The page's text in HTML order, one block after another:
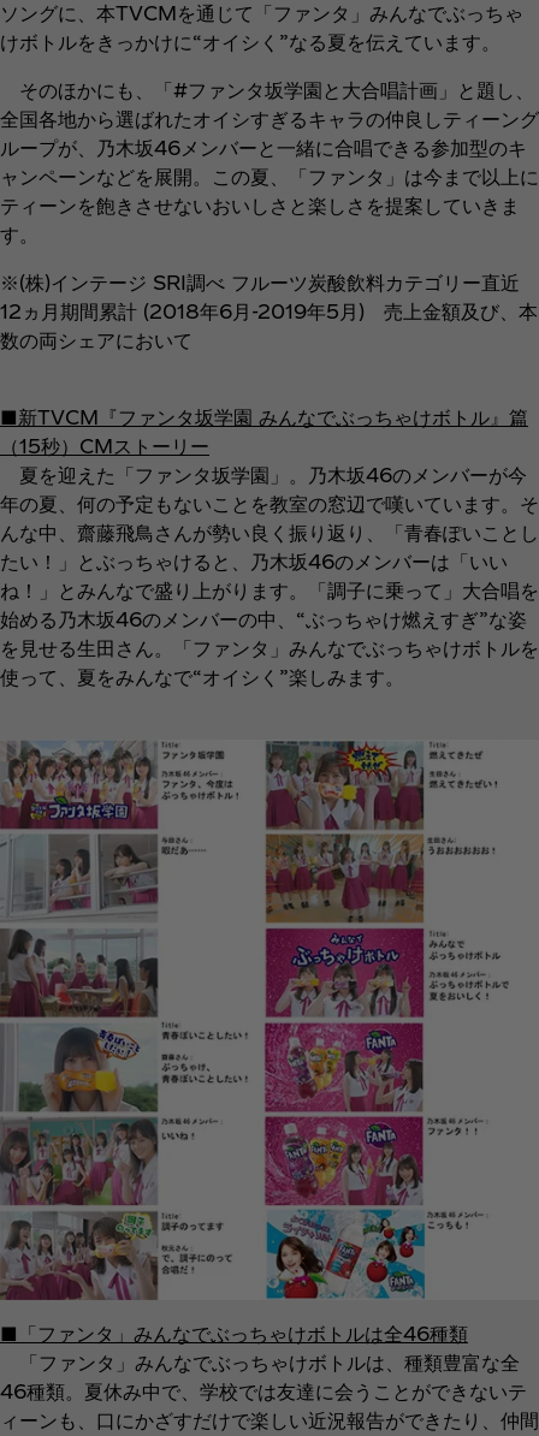
ソングに、本TVCMを通じて「ファンタ」みんなでぶっちゃ
けボトルをきっかけに“オイシく”なる夏を伝えています。
そのほかにも、「#ファンタ坂学園と大合唱計画」と題し、
全国各地から選ばれたオイシすぎるキャラの仲良しティーング
ループが、乃木坂46メンバーと一緒に合唱できる参加型のキ
ャンペーンなどを展開。この夏、「ファンタ」は今まで以上に
ティーンを飽きさせないおいしさと楽しさを提案していきま
す。
※(株)インテージ SRI調べ フルーツ炭酸飲料カテゴリー直近
12ヵ月期間累計 (2018年6月-2019年5月) 売上金額及び、本
数の両シェアにおいて
■新TVCM『ファンタ坂学園 みんなでぶっちゃけボトル』篇
（15秒）CMストーリー
夏を迎えた「ファンタ坂学園」。乃木坂46のメンバーが今
年の夏、何の予定もないことを教室の窓辺で嘆いています。そ
んな中、齋藤飛鳥さんが勢い良く振り返り、「青春ぽいことし
たい！」とぶっちゃけると、乃木坂46のメンバーは「いい
ね！」とみんなで盛り上がります。「調子に乗って」大合唱を
始める乃木坂46のメンバーの中、“ぶっちゃけ燃えすぎ”な姿
を見せる生田さん。「ファンタ」みんなでぶっちゃけボトルを
使って、夏をみんなで“オイシく”楽しみます。
■「ファンタ」みんなでぶっちゃけボトルは全46種類
「ファンタ」みんなでぶっちゃけボトルは、種類豊富な全
46種類。夏休み中で、学校では友達に会うことができないテ
ィーンも、口にかざすだけで楽しい近況報告ができたり、仲間